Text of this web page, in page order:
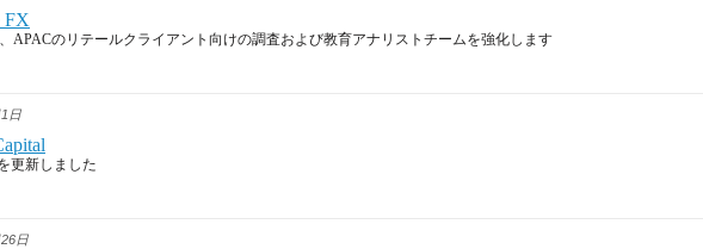
FX
、APACのリテールクライアント向けの調査および教育アナリストチームを強化します
日
更新しました
日